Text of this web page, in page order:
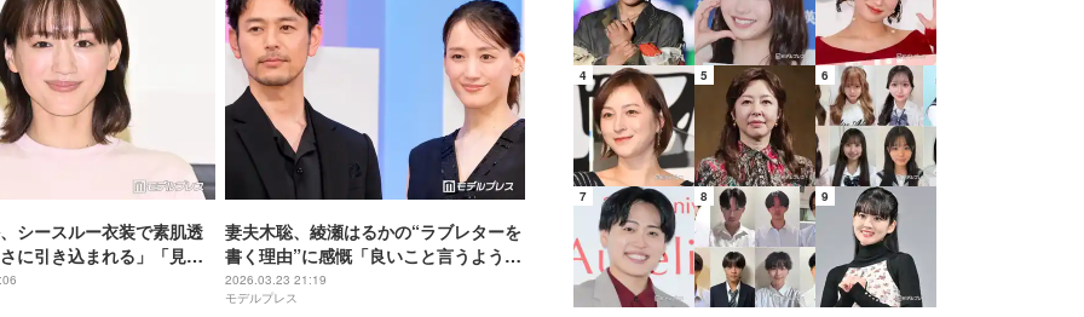
シースルー衣装で素肌透
に引き込まれる」「見た
と反響
妻夫木聡、綾瀬はるかの“ラブレターを
書く理由”に感慨「良いこと言うように
なったなぁ」【人はなぜラブレターを
書くのか】
2026.03.23 21:19
モデルプレス
4 5 6
7 8 9